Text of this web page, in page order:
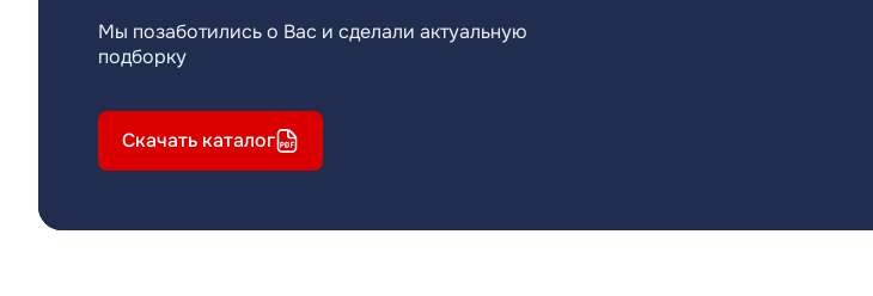
Мы позаботились о Вас и сделали актуальную
подборку
Скачать каталог